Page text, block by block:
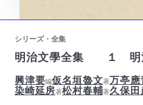
シリーズ・全集
明治文學全集 １ 明治
興津要編仮名垣魯文著万亭應
染崎延房著松村春輔著久保